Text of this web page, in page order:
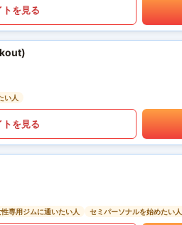
トを見る
い人
トを見る
性専用ジムに通いたい人 セミパーソナルを始めたい人